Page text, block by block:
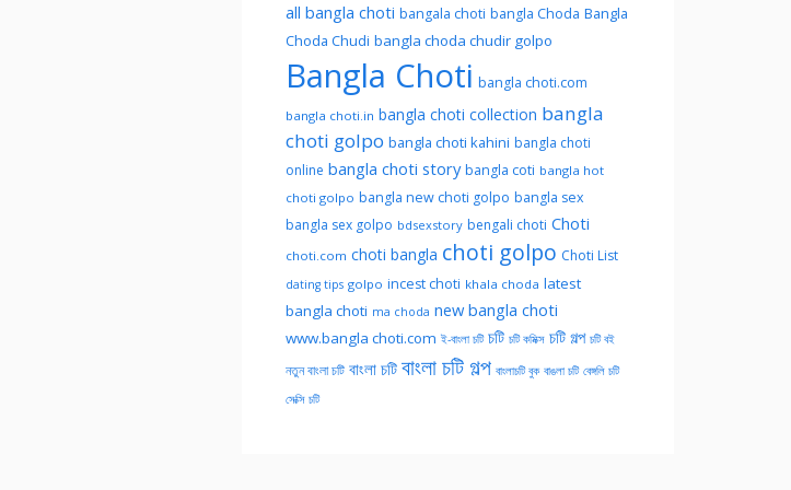
all bangla choti bangala choti bangla Choda Bangla
Choda Chudi bangla choda chudir golpo
Bangla Choti bangla choti.com
bangla choti.in bangla choti collection bangla
choti golpo bangla choti kahini bangla choti
online bangla choti story bangla coti bangla hot
choti golpo bangla new choti golpo bangla sex
bangla sex golpo bdsexstory bengali choti Choti
choti.com choti bangla choti golpo Choti List
dating tips golpo incest choti khala choda latest
bangla choti ma choda new bangla choti
www.bangla choti.com ই-বাংলা চটি চটি চটি কমিক্স চটি গল্প চটি বই
নতুন বাংলা চটি বাংলা চটি বাংলা চটি গল্প বাংলাচটি বুক বাঙলা চটি বেঙ্গলি চটি
সেক্সি চটি